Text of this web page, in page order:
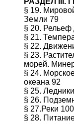
§ 19.
Земли 79
§ 20. Рельеф
§ 21.
§ 22.
§ 23.
морей.
§ 24.
океана 92
§ 25.
§ 26.
§ 27.Реки 100
§ 28.